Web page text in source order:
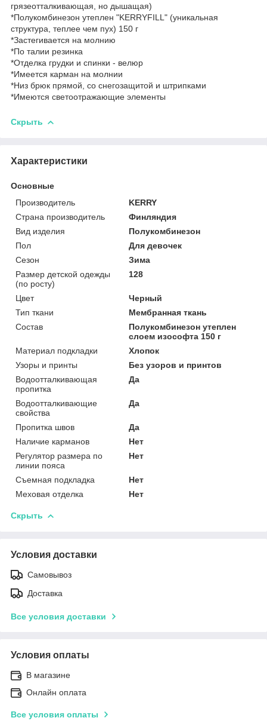
грязеотталкивающая, но дышащая)
*Полукомбинезон утеплен "KERRYFILL" (уникальная
структура, теплее чем пух) 150 г
*Застегивается на молнию
*По талии резинка
*Отделка грудки и спинки - велюр
*Имеется карман на молнии
*Низ брюк прямой, со снегозащитой и штрипками
*Имеются светоотражающие элементы
Скрыть
Характеристики
Основные
Производитель
KERRY
Страна производитель
Финляндия
Вид изделия
Полукомбинезон
Пол
Для девочек
Сезон
Зима
Размер детской одежды
(по росту)
128
Цвет
Черный
Тип ткани
Мембранная ткань
Состав
Полукомбинезон утеплен
слоем изософта 150 г
Материал подкладки
Хлопок
Узоры и принты
Без узоров и принтов
Водоотталкивающая
пропитка
Да
Водоотталкивающие
свойства
Да
Пропитка швов
Да
Наличие карманов
Нет
Регулятор размера по
линии пояса
Нет
Съемная подкладка
Нет
Меховая отделка
Нет
Скрыть
Условия доставки
Самовывоз
Доставка
Все условия доставки
Условия оплаты
В магазине
Онлайн оплата
Все условия оплаты